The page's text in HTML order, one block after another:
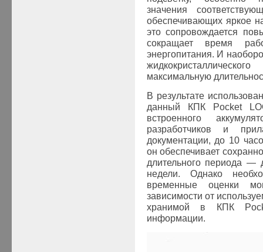
значения
обеспечивающих яркое
это сопровождается
сокращает время
энергопитания. И
максимальную
В результате
данный КПК Pocket
встроенного
разработчиков и
документации, до 10
он обеспечивает
длительного периода —
недели. Однако
временные оценки
зависимости от
хранимой в КПК
информации.